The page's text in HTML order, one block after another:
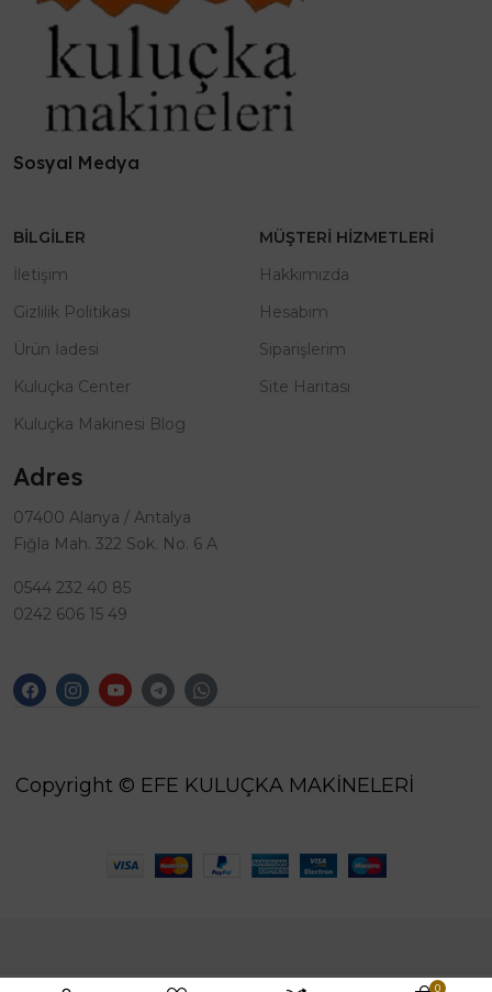
0
Sosyal Medya
BILGILER
İletişim
Gizlilik Politikası
Ürün İadesi
Kuluçka Center
Kuluçka Makinesi Blog
MÜŞTERI HIZMETLERI
Hakkımızda
Hesabım
Siparişlerim
Site Haritası
Adres
07400 Alanya / Antalya
Fığla Mah. 322 Sok. No. 6 A
0544 232 40 85
0242 606 15 49
Copyright © EFE KULUÇKA MAKİNELERİ